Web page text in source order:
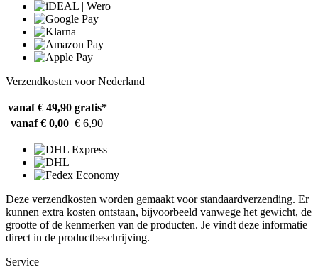
Verzendkosten voor Nederland
vanaf € 49,90 gratis*
vanaf € 0,00 € 6,90
Deze verzendkosten worden gemaakt voor standaardverzending. Er
kunnen extra kosten ontstaan, bijvoorbeeld vanwege het gewicht, de
grootte of de kenmerken van de producten. Je vindt deze informatie
direct in de productbeschrijving.
Service